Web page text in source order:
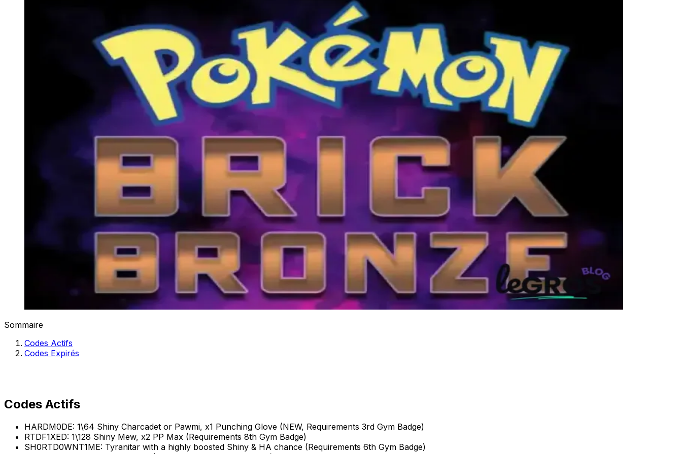
Sommaire
Codes Actifs
Codes Expirés
Codes Actifs
HARDM0DE: 1\64 Shiny Charcadet or Pawmi, x1 Punching Glove (NEW, Requirements 3rd Gym Badge)
RTDF1XED: 1\128 Shiny Mew, x2 PP Max (Requirements 8th Gym Badge)
SH0RTD0WNT1ME: Tyranitar with a highly boosted Shiny & HA chance (Requirements 6th Gym Badge)